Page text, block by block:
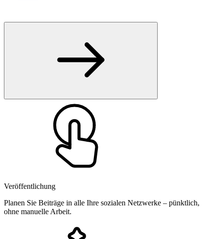
Veröffentlichung
Planen Sie Beiträge in alle Ihre sozialen Netzwerke – pünktlich,
ohne manuelle Arbeit.